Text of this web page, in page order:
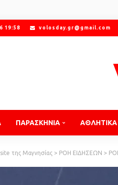
19:58 volosday.gr@gmail.com
ΠΑΡΑΣΚΗΝΙΑ ΑΘΛΗΤΙΚΑ
της Μαγνησίας > ΡΟΗ ΕΙΔΗΣΕΩΝ >